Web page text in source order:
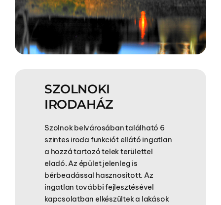
SZOLNOKI
IRODAHÁZ
Szolnok belvárosában található 6
szintes iroda funkciót ellátó ingatlan
a hozzá tartozó telek területtel
eladó. Az épület jelenleg is
bérbeadással hasznosított. Az
ingatlan további fejlesztésével
kapcsolatban elkészültek a lakások